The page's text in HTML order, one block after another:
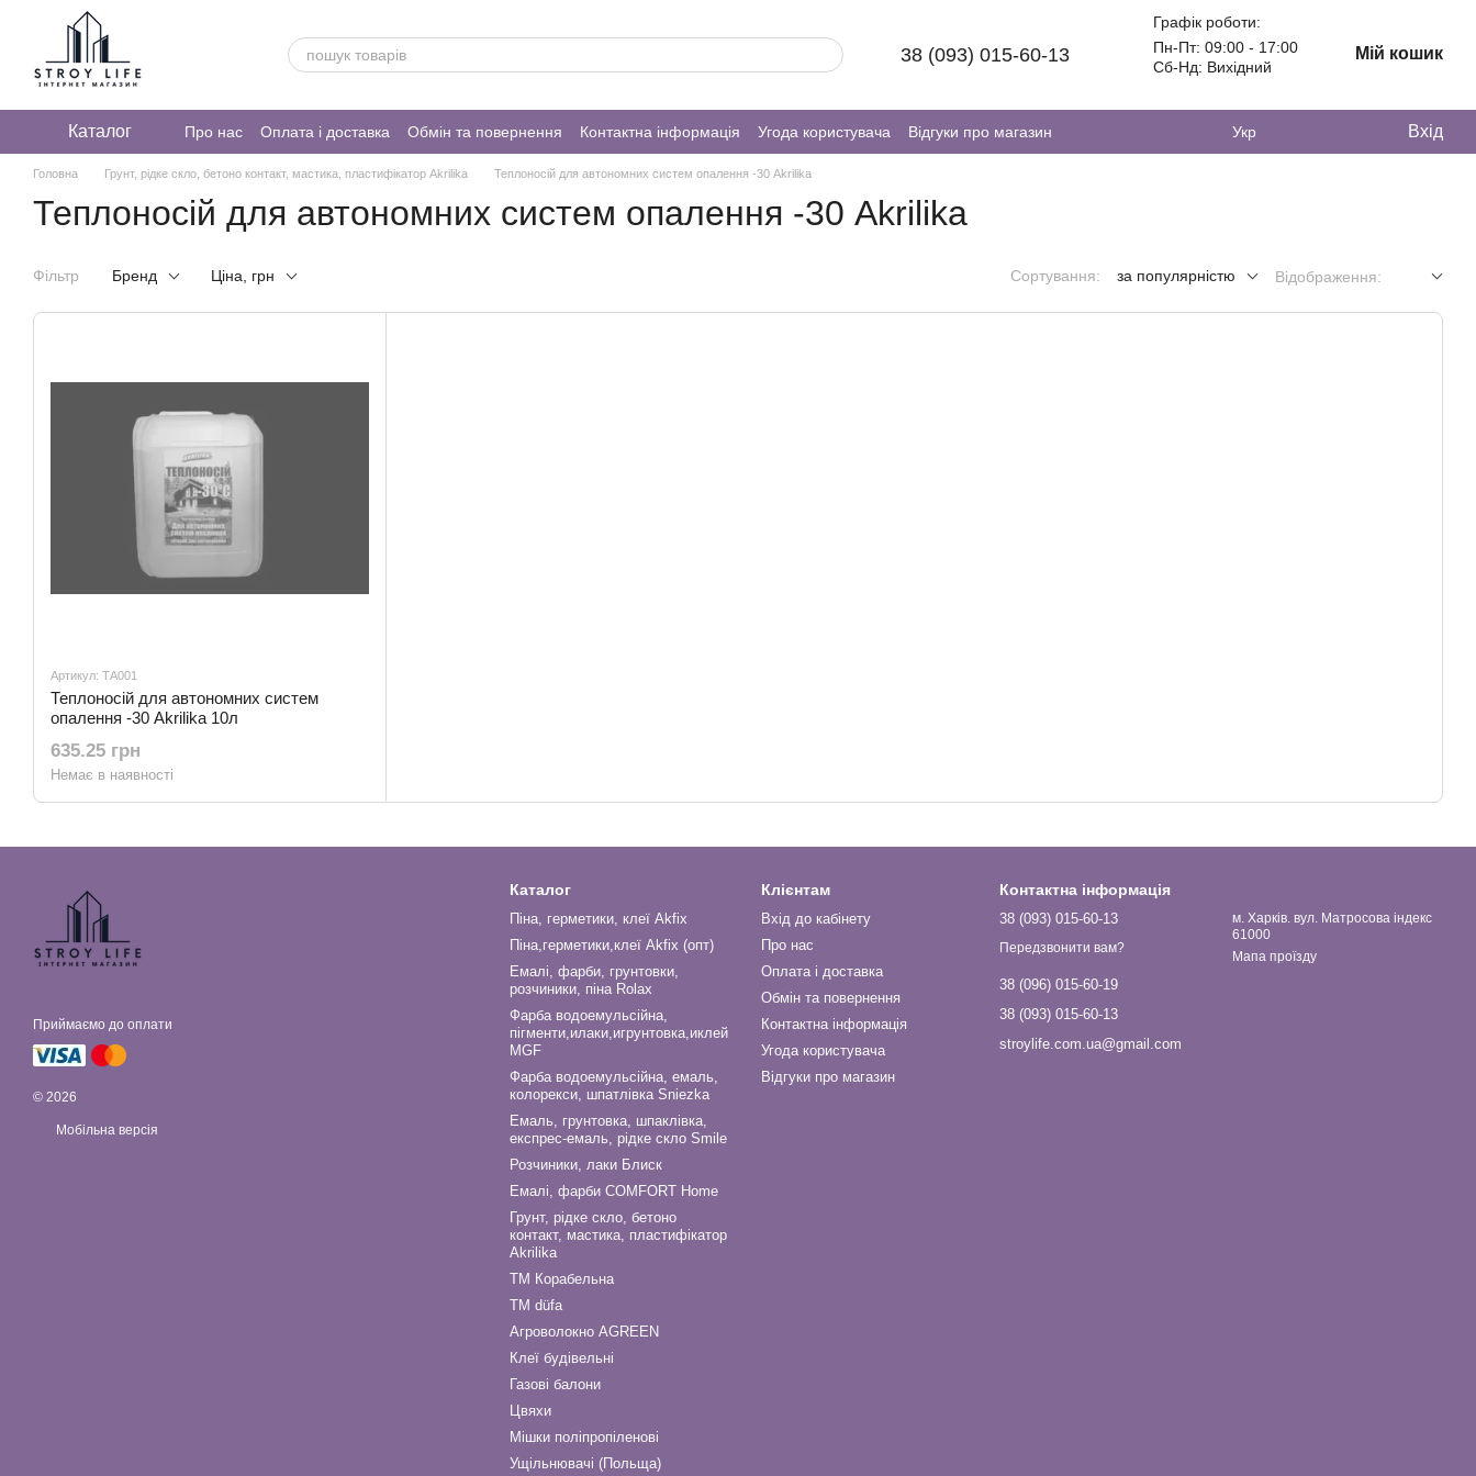
Перейти до основного контенту
38 (093) 015-60-13
Графік роботи:
Пн-Пт: 09:00 - 17:00
Сб-Нд: Вихідний
Мій кошик
Каталог Про нас Оплата і доставка Обмін та повернення Контактна інформація Угода користувача Відгуки про магазин Укр Вхід
Головна Грунт, рідке скло, бетоно контакт, мастика, пластифікатор Akrilika Теплоносій для автономних систем опалення -30 Akrilika
Теплоносій для автономних систем опалення -30 Akrilika
Фільтр Бренд Ціна, грн Сортування: за популярністю Відображення:
Артикул: ТА001
Теплоносій для автономних систем
опалення -30 Akrilika 10л
635.25 грн
Немає в наявності
Приймаємо до оплати
© 2026
Мобільна версія
Каталог
Піна, герметики, клеї Akfix
Піна,герметики,клеї Akfix (опт)
Емалі, фарби, грунтовки,
розчиники, піна Rolax
Фарба водоемульсійна,
пігменти,илаки,игрунтовка,иклей
MGF
Фарба водоемульсійна, емаль,
колорекси, шпатлівка Sniezka
Емаль, грунтовка, шпаклівка,
експрес-емаль, рідке скло Smile
Розчиники, лаки Блиск
Емалі, фарби COMFORT Home
Грунт, рідке скло, бетоно
контакт, мастика, пластифікатор
Akrilika
ТМ Корабельна
ТМ düfa
Агроволокно AGREEN
Клеї будівельні
Газові балони
Цвяхи
Мішки поліпропіленові
Ущільнювачі (Польща)
Клієнтам
Вхід до кабінету
Про нас
Оплата і доставка
Обмін та повернення
Контактна інформація
Угода користувача
Відгуки про магазин
Контактна інформація
38 (093) 015-60-13
Передзвонити вам?
38 (096) 015-60-19
38 (093) 015-60-13
stroylife.com.ua@gmail.com
м. Харків. вул. Матросова індекс
61000
Мапа проїзду